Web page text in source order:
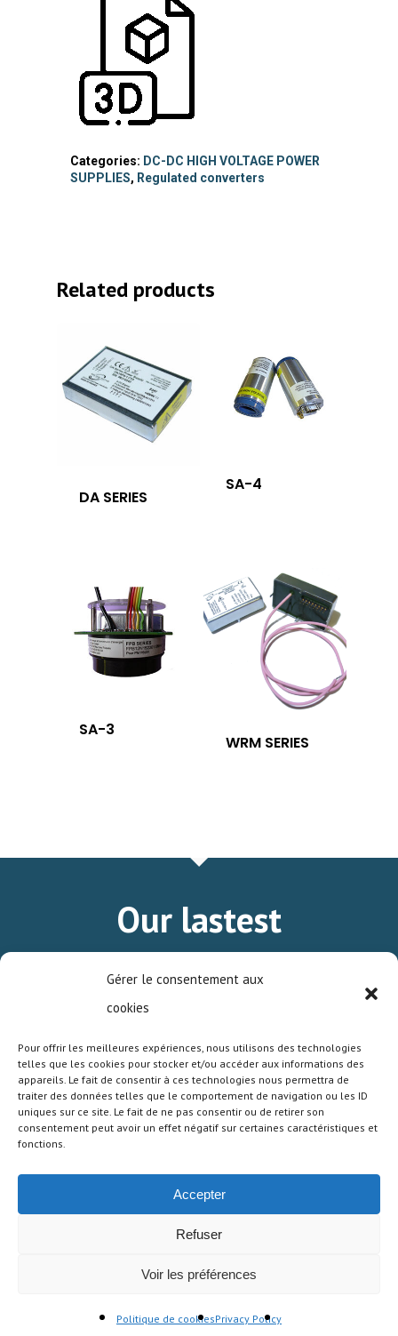
Gérer le consentement aux
cookies
Pour offrir les meilleures expériences, nous utilisons des technologies
telles que les cookies pour stocker et/ou accéder aux informations des
appareils. Le fait de consentir à ces technologies nous permettra de
traiter des données telles que le comportement de navigation ou les ID
uniques sur ce site. Le fait de ne pas consentir ou de retirer son
consentement peut avoir un effet négatif sur certaines caractéristiques et
fonctions.
Accepter
Refuser
Voir les préférences
Politique de cookiesPrivacy Policy
Categories: DC-DC HIGH VOLTAGE POWER
SUPPLIES, Regulated converters
Related products
DA SERIES
SA-4
SA-3
WRM SERIES
Our lastest
standard products
at a glance.
DOWNLOAD OUR STANDARD PRODUCTS
SHORT-FORM CATALOG.
Terms of use of the site |